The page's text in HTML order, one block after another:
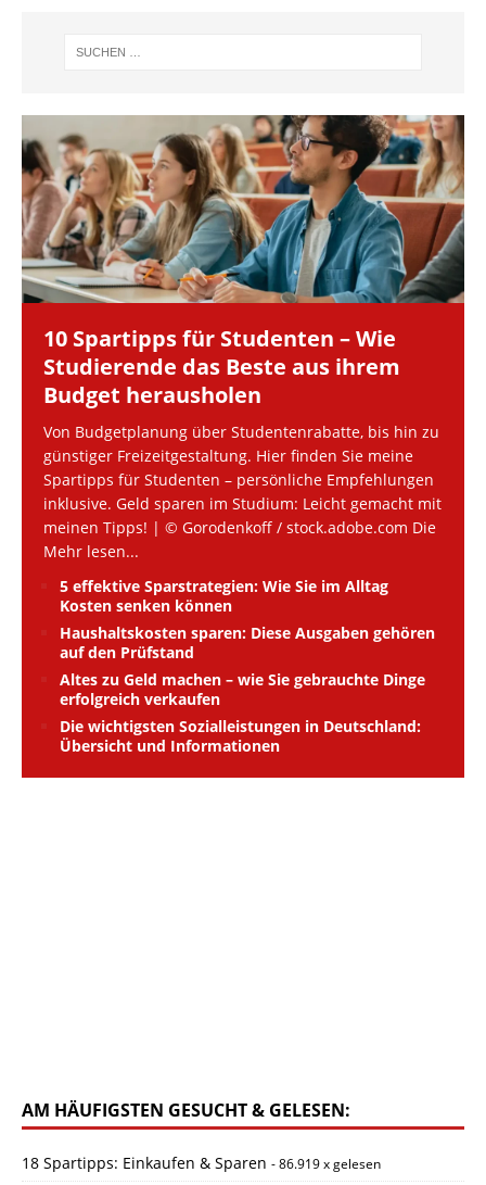
10 Spartipps für Studenten – Wie
Studierende das Beste aus ihrem
Budget herausholen
Von Budgetplanung über Studentenrabatte, bis hin zu
günstiger Freizeitgestaltung. Hier finden Sie meine
Spartipps für Studenten – persönliche Empfehlungen
inklusive. Geld sparen im Studium: Leicht gemacht mit
meinen Tipps! | © Gorodenkoff / stock.adobe.com Die
Mehr lesen...
5 effektive Sparstrategien: Wie Sie im Alltag
Kosten senken können
Haushaltskosten sparen: Diese Ausgaben gehören
auf den Prüfstand
Altes zu Geld machen – wie Sie gebrauchte Dinge
erfolgreich verkaufen
Die wichtigsten Sozialleistungen in Deutschland:
Übersicht und Informationen
AM HÄUFIGSTEN GESUCHT & GELESEN:
18 Spartipps: Einkaufen & Sparen - 86.919 x gelesen